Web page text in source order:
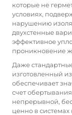
которые не
условиях,
нарушению
двухстенные
эффективное
проникновение
Даже
изготовленный
обеспечивает
счет
непрерывной,
ценно в